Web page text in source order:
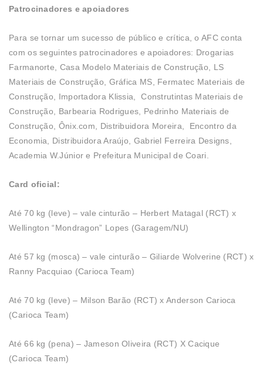
Patrocinadores e apoiadores
Para se tornar um sucesso de público e crítica, o AFC conta
com os seguintes patrocinadores e apoiadores: Drogarias
Farmanorte, Casa Modelo Materiais de Construção, LS
Materiais de Construção, Gráfica MS, Fermatec Materiais de
Construção, Importadora Klissia, Construtintas Materiais de
Construção, Barbearia Rodrigues, Pedrinho Materiais de
Construção, Ônix.com, Distribuidora Moreira, Encontro da
Economia, Distribuidora Araújo, Gabriel Ferreira Designs,
Academia W.Júnior e Prefeitura Municipal de Coari.
Card oficial:
Até 70 kg (leve) – vale cinturão – Herbert Matagal (RCT) x
Wellington “Mondragon” Lopes (Garagem/NU)
Até 57 kg (mosca) – vale cinturão – Giliarde Wolverine (RCT) x
Ranny Pacquiao (Carioca Team)
Até 70 kg (leve) – Milson Barão (RCT) x Anderson Carioca
(Carioca Team)
Até 66 kg (pena) – Jameson Oliveira (RCT) X Cacique
(Carioca Team)